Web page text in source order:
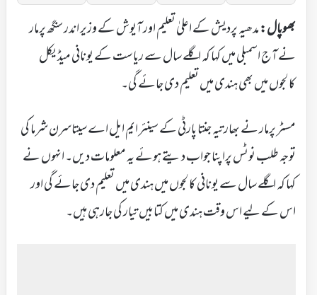
بھوپال:مدھیہ پردیش کے اعلیٰ تعلیم اور آیوش کے وزیر اندر سنگھ پرمار
نے آج اسمبلی میں کہا کہ اگلے سال سے ریاست کے یونانی میڈیکل
کالجوں میں بھی ہندی میں تعلیم دی جائے گی۔
مسٹر پرمار نے بھارتیہ جنتا پارٹی کے سینئر ایم ایل اے سیتاسرن شرما کی
توجہ طلب نوٹس پراپنا جواب دیتے ہوئے یہ معلومات دیں۔ انہوں نے
کہا کہ اگلے سال سے یونانی کالجوں میں ہندی میں تعلیم دی جائے گی اور
اس کے لیے اس وقت ہندی میں کتابیں تیار کی جارہی ہیں۔